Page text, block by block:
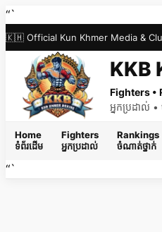
Skip
to
content
“`
🇰🇭 Official Kun Khmer Media & Club | ប្
KKB
Fighters •
អ្នកប្រដាល់
Home
ទំព័រដើម
Fighters
អ្នកប្រដាល់
Rankings
ចំណាត់ថ្នាក់
“`